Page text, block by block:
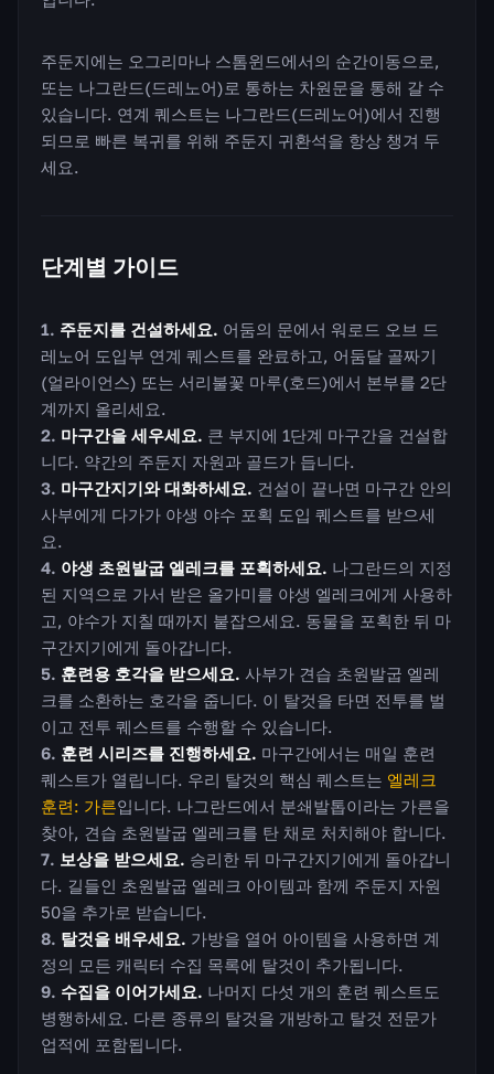
주둔지에는 오그리마나 스톰윈드에서의 순간이동으로,
또는 나그란드(드레노어)로 통하는 차원문을 통해 갈 수
있습니다. 연계 퀘스트는 나그란드(드레노어)에서 진행
되므로 빠른 복귀를 위해 주둔지 귀환석을 항상 챙겨 두
세요.
단계별 가이드
주둔지를 건설하세요. 어둠의 문에서 워로드 오브 드
레노어 도입부 연계 퀘스트를 완료하고, 어둠달 골짜기
(얼라이언스) 또는 서리불꽃 마루(호드)에서 본부를 2단
계까지 올리세요.
마구간을 세우세요. 큰 부지에 1단계 마구간을 건설합
니다. 약간의 주둔지 자원과 골드가 듭니다.
마구간지기와 대화하세요. 건설이 끝나면 마구간 안의
사부에게 다가가 야생 야수 포획 도입 퀘스트를 받으세
요.
야생 초원발굽 엘레크를 포획하세요. 나그란드의 지정
된 지역으로 가서 받은 올가미를 야생 엘레크에게 사용하
고, 야수가 지칠 때까지 붙잡으세요. 동물을 포획한 뒤 마
구간지기에게 돌아갑니다.
훈련용 호각을 받으세요. 사부가 견습 초원발굽 엘레
크를 소환하는 호각을 줍니다. 이 탈것을 타면 전투를 벌
이고 전투 퀘스트를 수행할 수 있습니다.
훈련 시리즈를 진행하세요. 마구간에서는 매일 훈련
퀘스트가 열립니다. 우리 탈것의 핵심 퀘스트는 엘레크
훈련: 가른입니다. 나그란드에서 분쇄발톱이라는 가른을
찾아, 견습 초원발굽 엘레크를 탄 채로 처치해야 합니다.
보상을 받으세요. 승리한 뒤 마구간지기에게 돌아갑니
다. 길들인 초원발굽 엘레크 아이템과 함께 주둔지 자원
50을 추가로 받습니다.
탈것을 배우세요. 가방을 열어 아이템을 사용하면 계
정의 모든 캐릭터 수집 목록에 탈것이 추가됩니다.
수집을 이어가세요. 나머지 다섯 개의 훈련 퀘스트도
병행하세요. 다른 종류의 탈것을 개방하고 탈것 전문가
업적에 포함됩니다.